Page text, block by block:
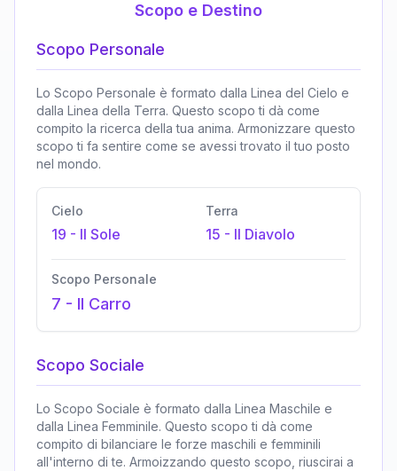
Scopo e Destino
Scopo Personale
Lo Scopo Personale è formato dalla Linea del Cielo e
dalla Linea della Terra. Questo scopo ti dà come
compito la ricerca della tua anima. Armonizzare questo
scopo ti fa sentire come se avessi trovato il tuo posto
nel mondo.
Cielo
19 - Il Sole
Terra
15 - Il Diavolo
Scopo Personale
7 - Il Carro
Scopo Sociale
Lo Scopo Sociale è formato dalla Linea Maschile e
dalla Linea Femminile. Questo scopo ti dà come
compito di bilanciare le forze maschili e femminili
all'interno di te. Armoizzando questo scopo, riuscirai a